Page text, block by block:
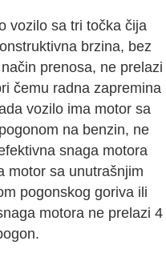
vozilo sa tri točka čija
brzina, bez
prenosa, ne prelazi
čemu radna zapremina
vozilo ima motor sa
na benzin, ne
snaga motora
motor sa unutrašnjim
pogonskog goriva ili
motora ne prelazi 4